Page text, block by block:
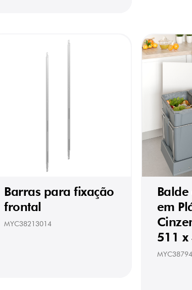
Barras para fixação
frontal
MYC38213014
em
511 x